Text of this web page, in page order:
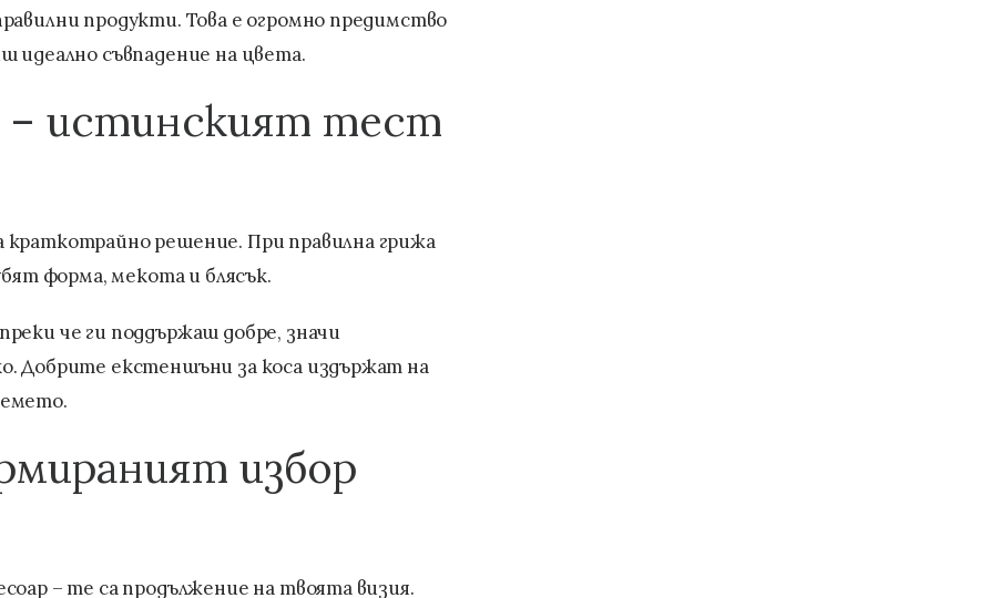
продукти. Това е огромно предимство
идеално съвпадение на цвета.
– истинският тест
решение. При правилна грижа
форма, мекота и блясък.
че ги поддържаш добре, значи
Добрите екстеншъни за коса издържат на
избор
– те са продължение на твоята визия.